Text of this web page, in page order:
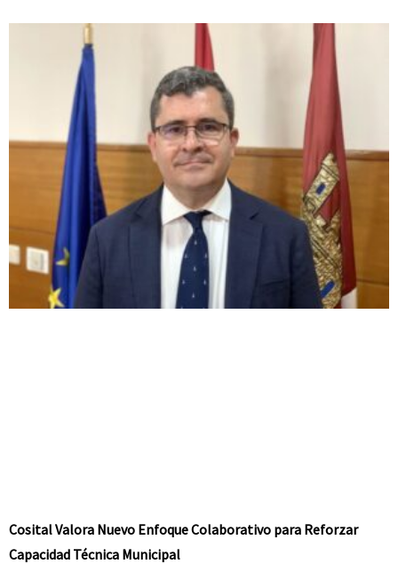
Cosital Valora Nuevo Enfoque Colaborativo para Reforzar
Capacidad Técnica Municipal